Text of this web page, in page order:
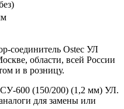
соединитель Ostec УЛ
области, всей России
и в розницу.
600 (150/200) (1,2 мм) УЛ.
для замены или